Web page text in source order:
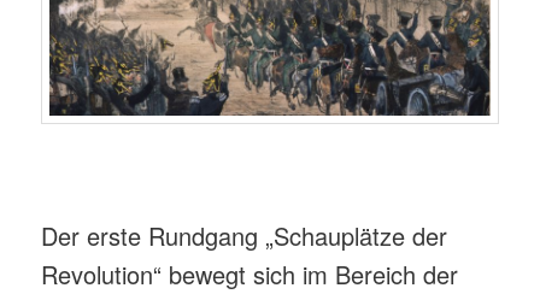
Der erste Rundgang „Schauplätze der
Revolution“ bewegt sich im Bereich der